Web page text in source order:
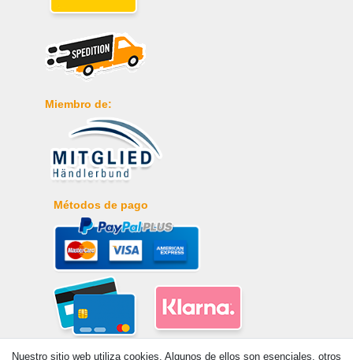
Miembro de:
Métodos de pago
Nuestro sitio web utiliza cookies. Algunos de ellos son esenciales, otros